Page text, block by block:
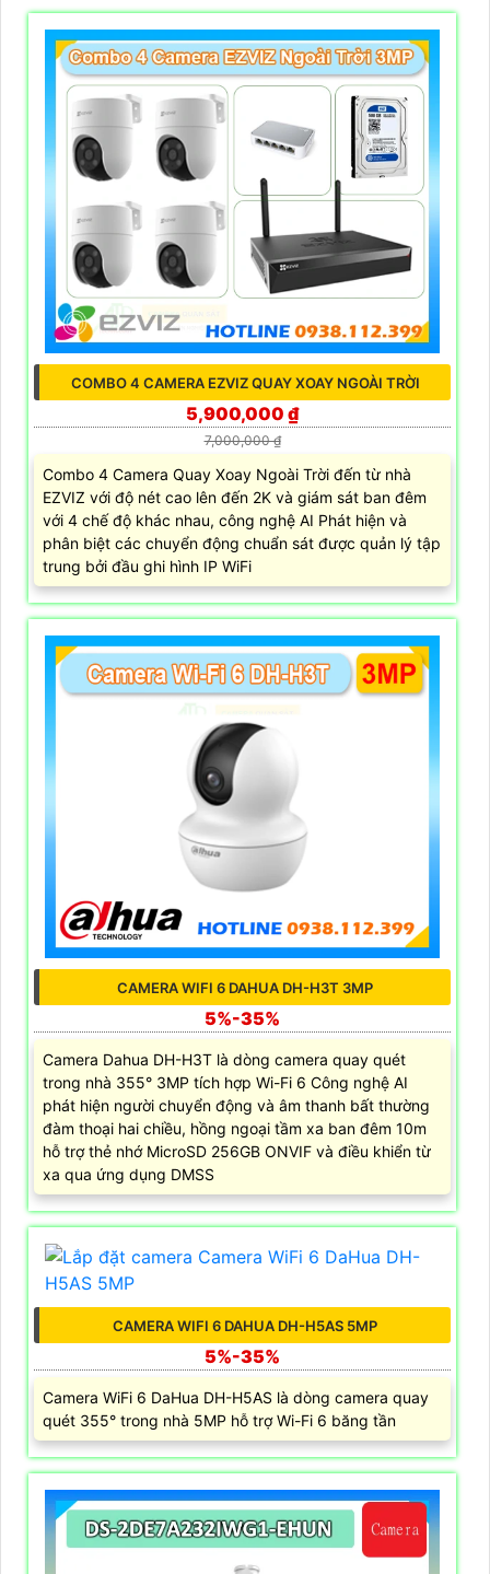
COMBO 4 CAMERA EZVIZ QUAY XOAY NGOÀI TRỜI
5,900,000 ₫
7,000,000 ₫
Combo 4 Camera Quay Xoay Ngoài Trời đến từ nhà
EZVIZ với độ nét cao lên đến 2K và giám sát ban đêm
với 4 chế độ khác nhau, công nghệ AI Phát hiện và
phân biệt các chuyển động chuẩn sát được quản lý tập
trung bởi đầu ghi hình IP WiFi
CAMERA WIFI 6 DAHUA DH-H3T 3MP
5%-35%
Camera Dahua DH-H3T là dòng camera quay quét
trong nhà 355° 3MP tích hợp Wi-Fi 6 Công nghệ AI
phát hiện người chuyển động và âm thanh bất thường
đàm thoại hai chiều, hồng ngoại tầm xa ban đêm 10m
hỗ trợ thẻ nhớ MicroSD 256GB ONVIF và điều khiển từ
xa qua ứng dụng DMSS
CAMERA WIFI 6 DAHUA DH-H5AS 5MP
5%-35%
Camera WiFi 6 DaHua DH-H5AS là dòng camera quay
quét 355° trong nhà 5MP hỗ trợ Wi-Fi 6 băng tần